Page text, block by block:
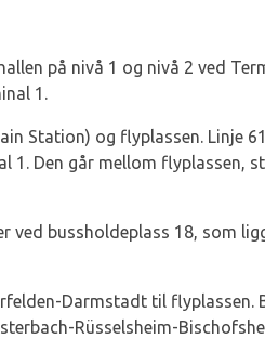
på nivå 1 og nivå 2 ved
1.
Station) og flyplassen. Linje
1. Den går mellom flyplassen,
ved bussholdeplass 18, som
Darmstadt til flyplassen.
Rüsselsheim-